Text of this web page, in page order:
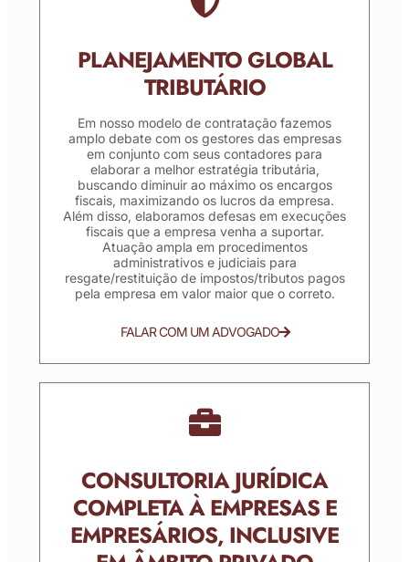
PLANEJAMENTO GLOBAL
TRIBUTÁRIO
Em nosso modelo de contratação fazemos
amplo debate com os gestores das empresas
em conjunto com seus contadores para
elaborar a melhor estratégia tributária,
buscando diminuir ao máximo os encargos
fiscais, maximizando os lucros da empresa.
Além disso, elaboramos defesas em execuções
fiscais que a empresa venha a suportar.
Atuação ampla em procedimentos
administrativos e judiciais para
resgate/restituição de impostos/tributos pagos
pela empresa em valor maior que o correto.
FALAR COM UM ADVOGADO
CONSULTORIA JURÍDICA
COMPLETA À EMPRESAS E
EMPRESÁRIOS, INCLUSIVE